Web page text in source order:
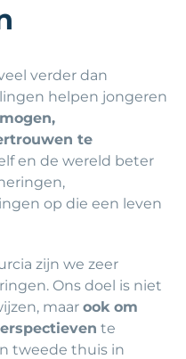
verder dan
helpen jongeren
te
en de wereld beter
op die een leven
zijn we zeer
Ons doel is niet
maar ook om
te
tweede thuis in